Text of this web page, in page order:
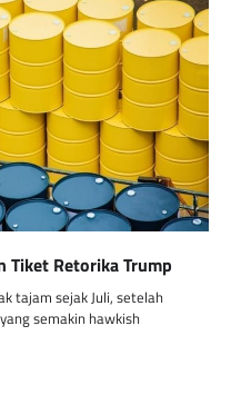
Tiket Retorika Trump
tajam sejak Juli, setelah
semakin hawkish